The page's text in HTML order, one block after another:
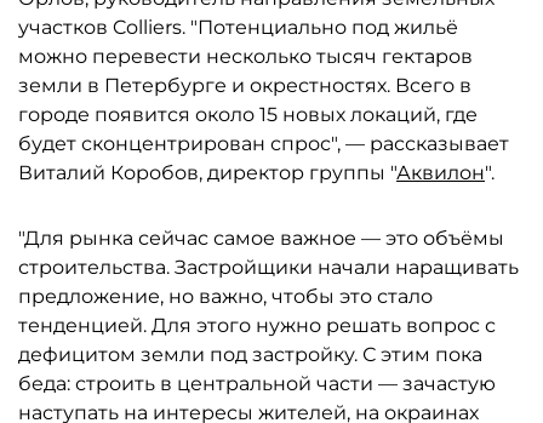
участков Colliers. "Потенциально под жильё
можно перевести несколько тысяч гектаров
земли в Петербурге и окрестностях. Всего в
городе появится около 15 новых локаций, где
будет сконцентрирован спрос", — рассказывает
Виталий Коробов, директор группы "Аквилон".
"Для рынка сейчас самое важное — это объёмы
строительства. Застройщики начали наращивать
предложение, но важно, чтобы это стало
тенденцией. Для этого нужно решать вопрос с
дефицитом земли под застройку. С этим пока
беда: строить в центральной части — зачастую
наступать на интересы жителей, на окраинах